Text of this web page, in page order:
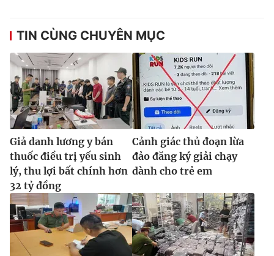
TIN CÙNG CHUYÊN MỤC
Giả danh lương y bán
thuốc điều trị yếu sinh
lý, thu lợi bất chính hơn
32 tỷ đồng
Cảnh giác thủ đoạn lừa
đảo đăng ký giải chạy
dành cho trẻ em